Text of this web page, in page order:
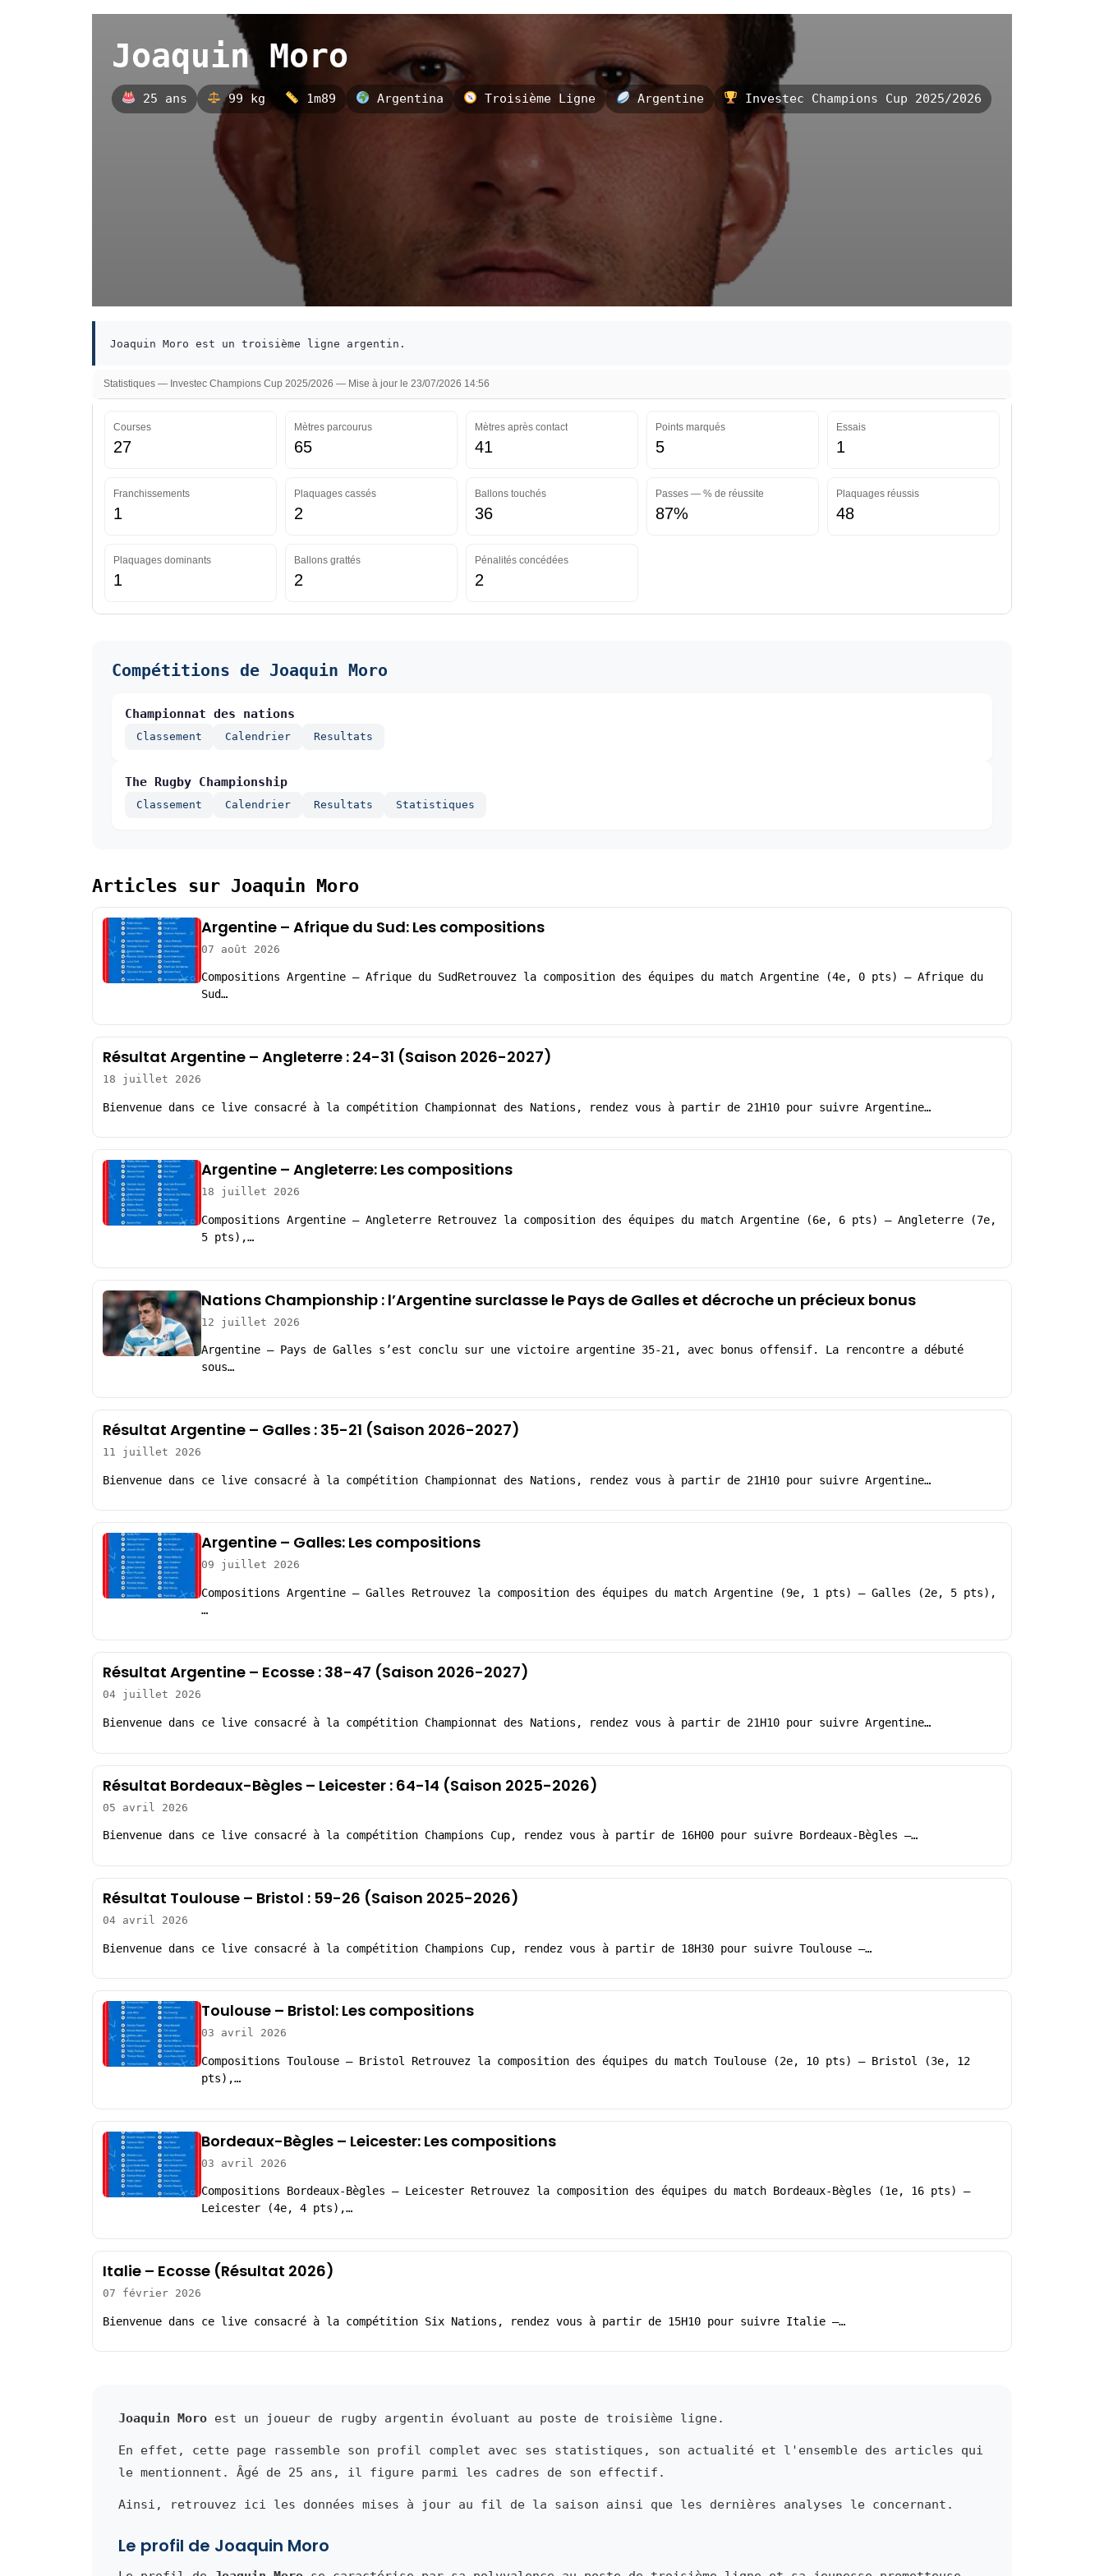
Joaquin Moro
25 ans 99 kg 1m89 Argentina Troisième Ligne Argentine Investec Champions Cup 2025/2026
Joaquin Moro est un troisième ligne argentin.
Statistiques — Investec Champions Cup 2025/2026 — Mise à jour le 23/07/2026 14:56
Courses
27
Mètres parcourus
65
Mètres après contact
41
Points marqués
5
Essais
1
Franchissements
1
Plaquages cassés
2
Ballons touchés
36
Passes — % de réussite
87%
Plaquages réussis
48
Plaquages dominants
1
Ballons grattés
2
Pénalités concédées
2
Compétitions de Joaquin Moro
Championnat des nations
Classement Calendrier Resultats
The Rugby Championship
Classement Calendrier Resultats Statistiques
Articles sur Joaquin Moro
Argentine – Afrique du Sud: Les compositions
07 août 2026
Compositions Argentine – Afrique du SudRetrouvez la composition des équipes du match Argentine (4e, 0 pts) – Afrique du
Sud…
Résultat Argentine – Angleterre : 24-31 (Saison 2026-2027)
18 juillet 2026
Bienvenue dans ce live consacré à la compétition Championnat des Nations, rendez vous à partir de 21H10 pour suivre Argentine…
Argentine – Angleterre: Les compositions
18 juillet 2026
Compositions Argentine – Angleterre Retrouvez la composition des équipes du match Argentine (6e, 6 pts) – Angleterre (7e,
5 pts),…
Nations Championship : l’Argentine surclasse le Pays de Galles et décroche un précieux bonus
12 juillet 2026
Argentine – Pays de Galles s’est conclu sur une victoire argentine 35-21, avec bonus offensif. La rencontre a débuté
sous…
Résultat Argentine – Galles : 35-21 (Saison 2026-2027)
11 juillet 2026
Bienvenue dans ce live consacré à la compétition Championnat des Nations, rendez vous à partir de 21H10 pour suivre Argentine…
Argentine – Galles: Les compositions
09 juillet 2026
Compositions Argentine – Galles Retrouvez la composition des équipes du match Argentine (9e, 1 pts) – Galles (2e, 5 pts),
…
Résultat Argentine – Ecosse : 38-47 (Saison 2026-2027)
04 juillet 2026
Bienvenue dans ce live consacré à la compétition Championnat des Nations, rendez vous à partir de 21H10 pour suivre Argentine…
Résultat Bordeaux-Bègles – Leicester : 64-14 (Saison 2025-2026)
05 avril 2026
Bienvenue dans ce live consacré à la compétition Champions Cup, rendez vous à partir de 16H00 pour suivre Bordeaux-Bègles –…
Résultat Toulouse – Bristol : 59-26 (Saison 2025-2026)
04 avril 2026
Bienvenue dans ce live consacré à la compétition Champions Cup, rendez vous à partir de 18H30 pour suivre Toulouse –…
Toulouse – Bristol: Les compositions
03 avril 2026
Compositions Toulouse – Bristol Retrouvez la composition des équipes du match Toulouse (2e, 10 pts) – Bristol (3e, 12
pts),…
Bordeaux-Bègles – Leicester: Les compositions
03 avril 2026
Compositions Bordeaux-Bègles – Leicester Retrouvez la composition des équipes du match Bordeaux-Bègles (1e, 16 pts) –
Leicester (4e, 4 pts),…
Italie – Ecosse (Résultat 2026)
07 février 2026
Bienvenue dans ce live consacré à la compétition Six Nations, rendez vous à partir de 15H10 pour suivre Italie –…
Joaquin Moro est un joueur de rugby argentin évoluant au poste de troisième ligne.
En effet, cette page rassemble son profil complet avec ses statistiques, son actualité et l'ensemble des articles qui
le mentionnent. Âgé de 25 ans, il figure parmi les cadres de son effectif.
Ainsi, retrouvez ici les données mises à jour au fil de la saison ainsi que les dernières analyses le concernant.
Le profil de Joaquin Moro